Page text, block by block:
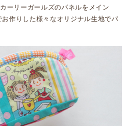
ーリーガールズのパネルをメイン
作りした様々なオリジナル生地でパ